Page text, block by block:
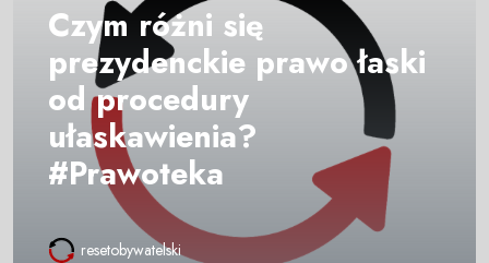
Czym różni się
prezydenckie prawo łaski
od procedury
ułaskawienia?
#Prawoteka
resetobywatelski